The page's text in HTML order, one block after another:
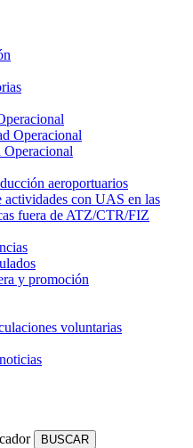
Operacional
Operacional
aeroportuarios
actividades con UAS en las
fuera de ATZ/CTR/FIZ
y promoción
voluntarias
BUSCAR